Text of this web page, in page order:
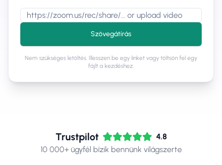
Szövegátírás
Nem szükséges letöltés. Illesszen be egy linket vagy töltsön fel egy
fájlt a kezdéshez.
Trustpilot
4.8
10 000+ ügyfél bízik bennünk világszerte